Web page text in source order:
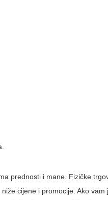
prednosti i mane. Fizičke
cijene i promocije. Ako vam